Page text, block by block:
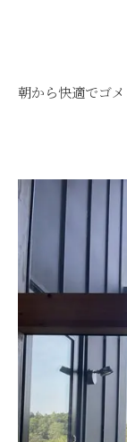
朝から快適でゴ